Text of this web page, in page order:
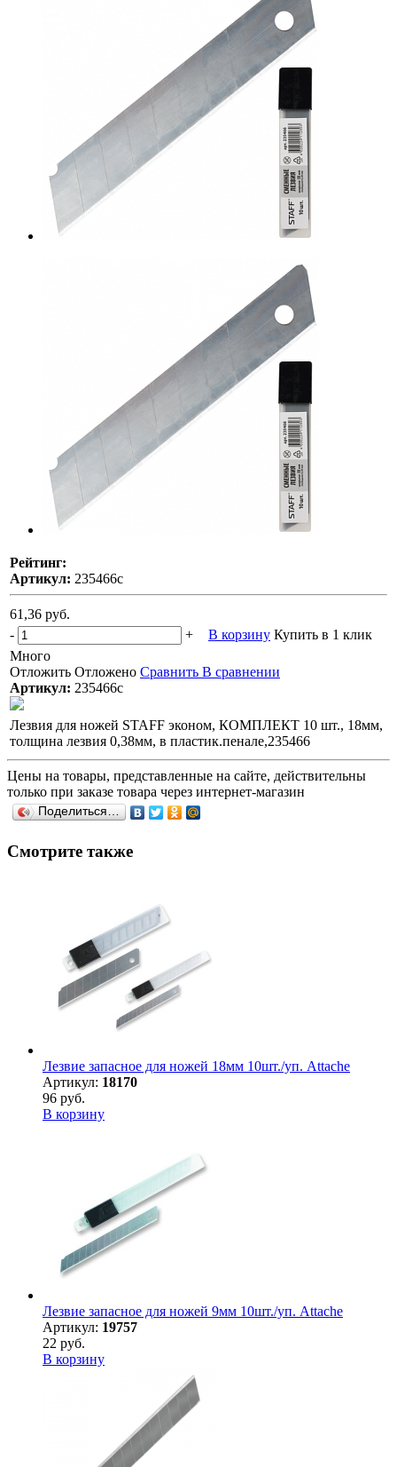
Рейтинг:
Артикул: 235466с
61,36 руб.
-
+ В корзину Купить в 1 клик
Много
Отложить Отложено Сравнить В сравнении
Артикул: 235466с
Лезвия для ножей STAFF эконом, КОМПЛЕКТ 10 шт., 18мм,
толщина лезвия 0,38мм, в пластик.пенале,235466
Цены на товары, представленные на сайте, действительны
только при заказе товара через интернет-магазин
Поделиться…
Смотрите также
Лезвие запасное для ножей 18мм 10шт./уп. Attache
Артикул: 18170
96 руб.
В корзину
Лезвие запасное для ножей 9мм 10шт./уп. Attache
Артикул: 19757
22 руб.
В корзину